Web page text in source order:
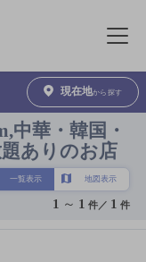
メニュ
現在地から探す
中華・韓国・
ありのお店
一覧表示 地図表示
1 ～ 1 件／ 1 件